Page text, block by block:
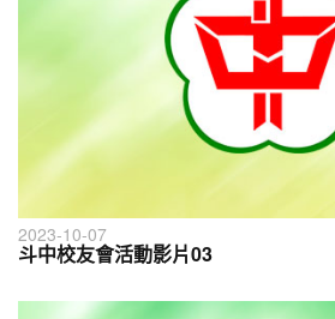
2023-10-07
斗中校友會活動影片03